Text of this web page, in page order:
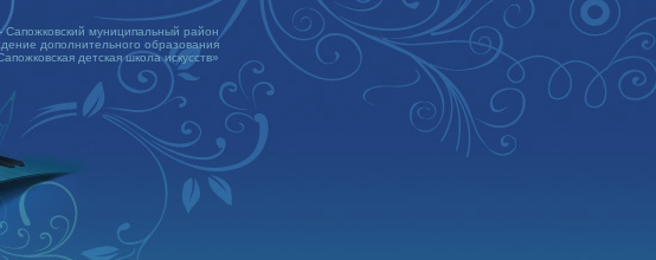
муниципальный район
дополнительного образования
детская школа искусств»